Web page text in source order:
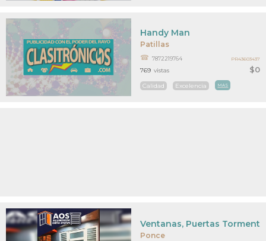
Patillas
$0
Handy Man
7872219764
Calidad Excelencia MAS
769 vistas
PR43603437
Ponce
Ventanas, Puertas